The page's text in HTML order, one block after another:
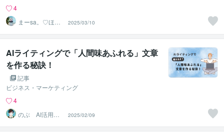
4
まーsa。♡ほの
ぼのブログ毎日
配信♡
2025/03/10
AIライティングで「人間味あふれる」文章
を作る秘訣！
記事
ビジネス・マーケティング
4
のぶ AI活用か
んたんコンテン
ツ制作術
2025/02/09